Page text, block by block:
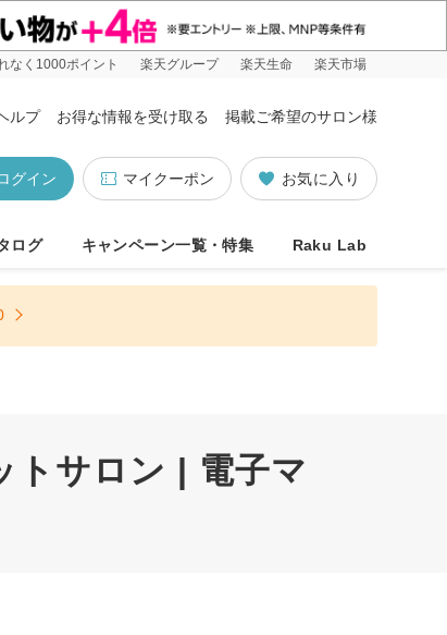
なく1000ポイント 楽天グループ 楽天生命 楽天市場
ルプ お得な情報を受け取る 掲載ご希望のサロン様
お気に入り
マイクーポン
グイン
ログ キャンペーン一覧・特集 Raku Lab
トサロン | 電子マ